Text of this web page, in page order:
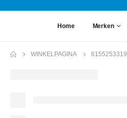
Home Merken
WINKELPAGINA 6155253319